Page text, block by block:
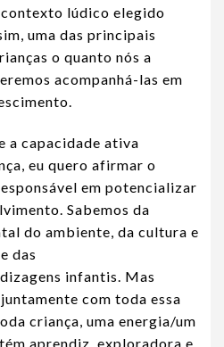
lúdico elegido
uma das principais
o quanto nós a
acompanhá-las em
a capacidade ativa
eu quero afirmar o
em potencializar
Sabemos da
do ambiente, da cultura e
das
infantis. Mas
com toda essa
criança, uma energia/um
aprendiz, exploradora e